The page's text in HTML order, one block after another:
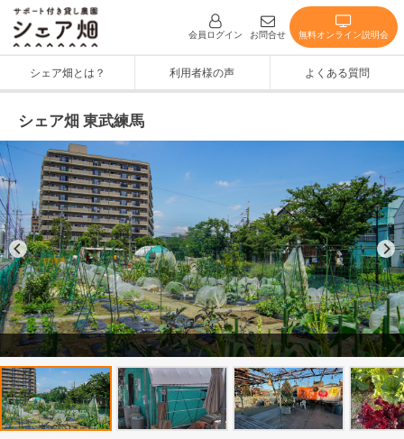
会員ログイン お問合せ 無料オンライン説明会
シェア畑とは？ 利用者様の声 よくある質問
シェア畑 東武練馬